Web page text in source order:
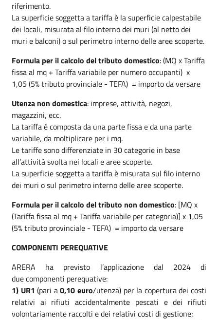
riferimento.
La superficie soggetta a tariffa è la superficie calpestabile
dei locali, misurata al filo interno dei muri (al netto dei
muri e balconi) o sul perimetro interno delle aree scoperte.
Formula per il calcolo del tributo domestico: (MQ x Tariffa
fissa al mq + Tariffa variabile per numero occupanti) x
1,05 (5% tributo provinciale - TEFA) = importo da versare
Utenza non domestica: imprese, attività, negozi,
magazzini, ecc.
La tariffa è composta da una parte fissa e da una parte
variabile, da moltiplicare per i mq.
Le tariffe sono differenziate in 30 categorie in base
all’attività svolta nei locali e aree scoperte.
La superficie soggetta a tariffa è misurata sul filo interno
dei muri o sul perimetro interno delle aree scoperte.
Formula per il calcolo del tributo non domestico: [MQ x
(Tariffa fissa al mq + Tariffa variabile per categoria)] x 1,05
(5% tributo provinciale - TEFA) = importo da versare
COMPONENTI PEREQUATIVE
ARERA ha previsto l’applicazione dal 2024 di
due componenti perequative:
1) UR1(pari a0,10 euro/utenza) per la copertura dei costi
relativi ai rifiuti accidentalmente pescati e dei rifiuti
volontariamente raccolti e dei relativi costi di gestione;